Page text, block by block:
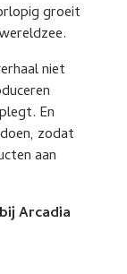
groeit
niet
En
zodat
aan
Arcadia